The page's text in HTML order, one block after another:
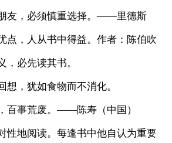
友，必须慎重选择。——里德斯
点，人从书中得益。作者：陈伯吹
，必先读其书。
想，犹如食物而不消化。
百事荒废。——陈寿（中国）
性地阅读。每逢书中他自认为重要